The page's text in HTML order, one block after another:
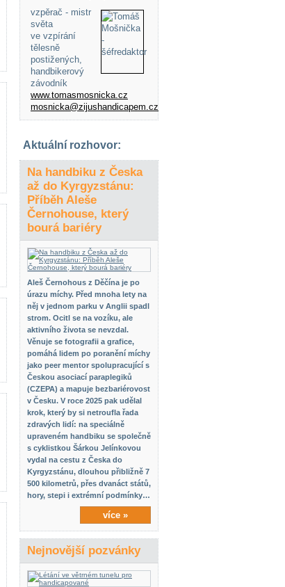
vzpěrač - mistr
světa
ve vzpírání
tělesně
postižených,
handbikerový
závodník
www.tomasmosnicka.cz
mosnicka@zijushandicapem.cz
Aktuální rozhovor:
Na handbiku z Česka
až do Kyrgyzstánu:
Příběh Aleše
Černohouse, který
bourá bariéry
Aleš Černohous z Děčína je po
úrazu míchy. Před mnoha lety na
něj v jednom parku v Anglii spadl
strom. Ocitl se na vozíku, ale
aktivního života se nevzdal.
Věnuje se fotografii a grafice,
pomáhá lidem po poranění míchy
jako peer mentor spolupracující s
Českou asociací paraplegiků
(CZEPA) a mapuje bezbariérovost
v Česku. V roce 2025 pak udělal
krok, který by si netroufla řada
zdravých lidí: na speciálně
upraveném handbiku se společně
s cyklistkou Šárkou Jelínkovou
vydal na cestu z Česka do
Kyrgyzstánu, dlouhou přibližně 7
500 kilometrů, přes dvanáct států,
hory, stepi i extrémní podmínky…
více »
Nejnovější pozvánky